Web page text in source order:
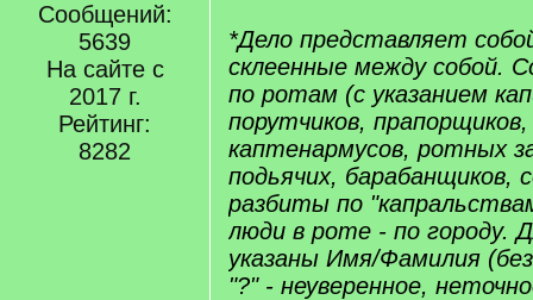
Сообщений:
5639
На сайте с
2017 г.
Рейтинг:
8282
*Дело представляет
склеенные между собой.
по ротам (с указанием
порутчиков,
каптенармусов, ротных
подьячих, барабанщиков,
разбиты по
люди в роте - по городу.
указаны Имя/Фамилия
"?" - неуверенное,